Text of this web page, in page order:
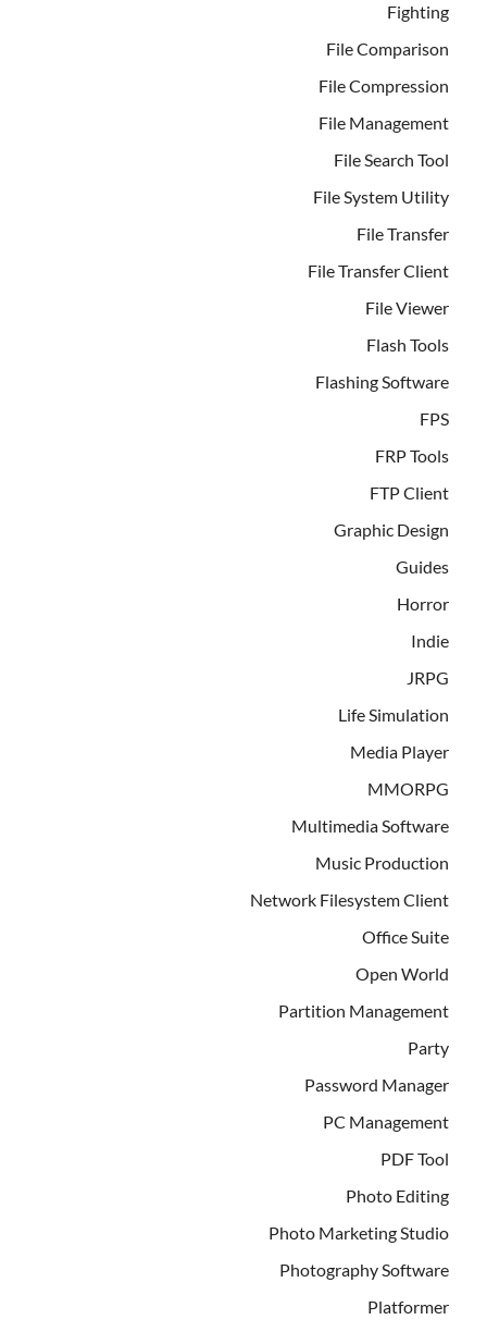
Fighting
File Comparison
File Compression
File Management
File Search Tool
File System Utility
File Transfer
File Transfer Client
File Viewer
Flash Tools
Flashing Software
FPS
FRP Tools
FTP Client
Graphic Design
Guides
Horror
Indie
JRPG
Life Simulation
Media Player
MMORPG
Multimedia Software
Music Production
Network Filesystem Client
Office Suite
Open World
Partition Management
Party
Password Manager
PC Management
PDF Tool
Photo Editing
Photo Marketing Studio
Photography Software
Platformer